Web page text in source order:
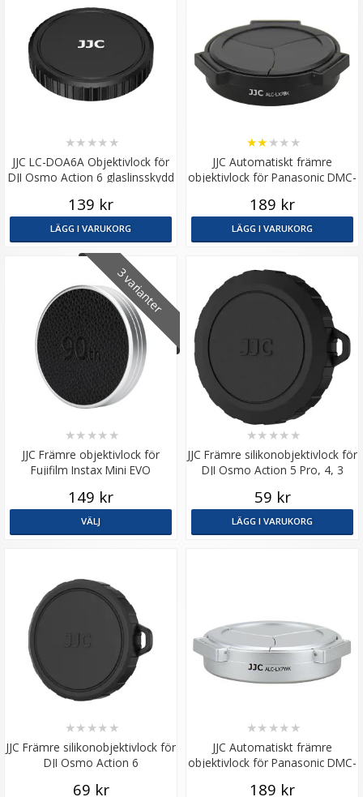
JJC LC-DOA6A Objektivlock för
DJI Osmo Action 6 glaslinsskydd
★★ ★★ ★
139 kr
LÄGG I VARUKORG
JJC Automatiskt främre
objektivlock för Panasonic DMC-
★★ ★★ ★
189 kr
LÄGG I VARUKORG
3 varianter
JJC Främre objektivlock för
Fujifilm Instax Mini EVO
★★ ★★ ★
149 kr
VÄLJ
JJC Främre silikonobjektivlock för
DJI Osmo Action 5 Pro, 4, 3
★★ ★★ ★
59 kr
LÄGG I VARUKORG
JJC Främre silikonobjektivlock för
DJI Osmo Action 6
★★ ★★ ★
69 kr
JJC Automatiskt främre
objektivlock för Panasonic DMC-
★★ ★★ ★
189 kr